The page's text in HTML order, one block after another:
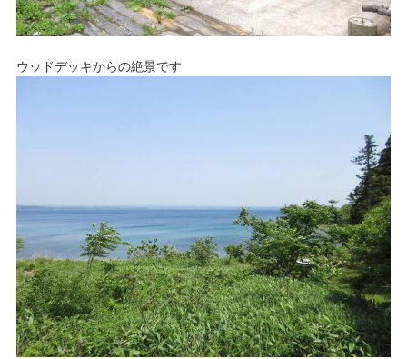
ウッドデッキからの絶景です